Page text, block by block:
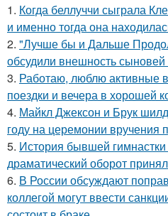
1. Когда беллуччи сыграла
и именно тогда она
2. "Лучше бы и Дальше
обсудили внешность
3. Работаю, люблю активные
поездки и вечера в хорошей
4. Майкл Джексон и Брук
году на церемонии вручения
5. История бывшей
драматический оборот
6. В России обсуждают
коллегой могут ввести